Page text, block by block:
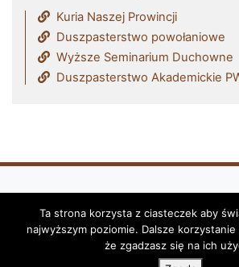
Kuria Naszej Prowincji
Duszpasterstwo powołaniowe
Wyższe Seminarium Duchowne
Duszpasterstwo Akademickie
Klasztor i Parafia Franciszkanów -
(Reformatów) w Przemyślu © 2026
Ta strona korzysta z ciasteczek aby
najwyższym poziomie. Dalsze
że zgadzasz się na ich